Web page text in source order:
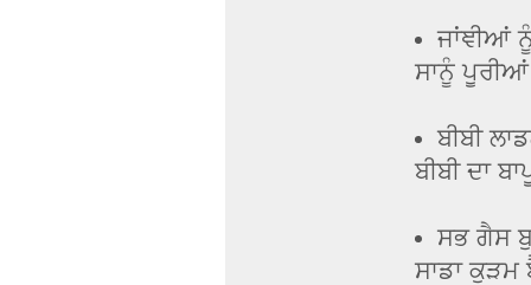
ਜਾਂਞੀਆਂ
ਸਾਨੂੰ ਪੂਰੀਆਂ
ਬੀਬੀ
ਬੀਬੀ ਦਾ
ਸਭ ਗੈਸ
ਸਾਡਾ ਕੁੜਮ